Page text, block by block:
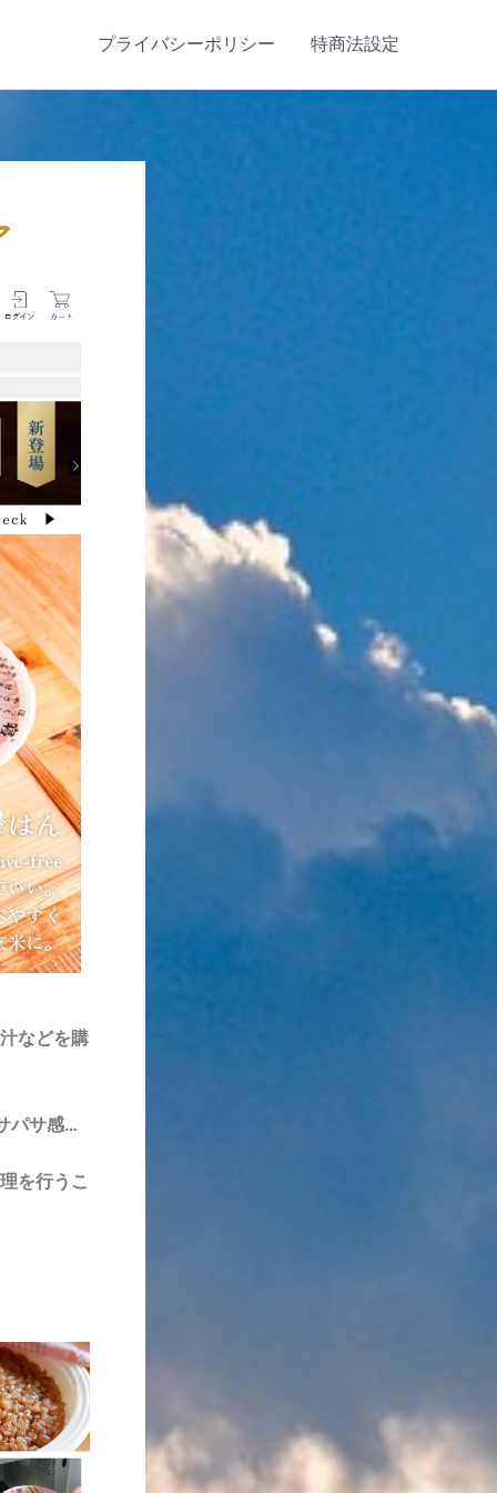
プライバシーポリシー 特商法設定
などを購
パサ感…
を行うこ